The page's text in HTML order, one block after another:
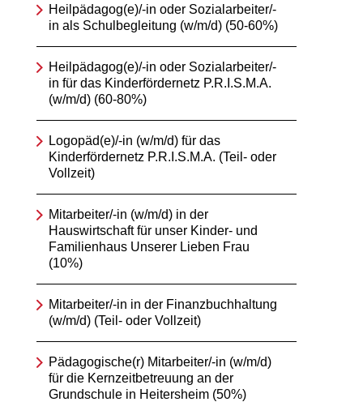
Heilpädagog(e)/-in oder Sozialarbeiter/-
in als Schulbegleitung (w/m/d) (50-60%)
Heilpädagog(e)/-in oder Sozialarbeiter/-
in für das Kinderfördernetz P.R.I.S.M.A.
(w/m/d) (60-80%)
Logopäd(e)/-in (w/m/d) für das
Kinderfördernetz P.R.I.S.M.A. (Teil- oder
Vollzeit)
Mitarbeiter/-in (w/m/d) in der
Hauswirtschaft für unser Kinder- und
Familienhaus Unserer Lieben Frau
(10%)
Mitarbeiter/-in in der Finanzbuchhaltung
(w/m/d) (Teil- oder Vollzeit)
Pädagogische(r) Mitarbeiter/-in (w/m/d)
für die Kernzeitbetreuung an der
Grundschule in Heitersheim (50%)